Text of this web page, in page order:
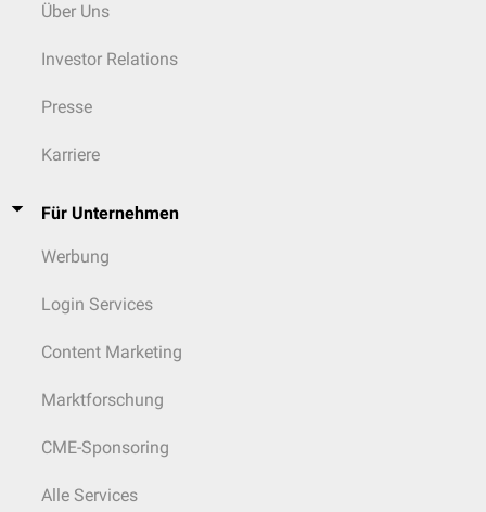
Über Uns
Investor Relations
Presse
Karriere
Für Unternehmen
Werbung
Login Services
Content Marketing
Marktforschung
CME-Sponsoring
Alle Services